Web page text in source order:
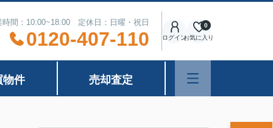
時間：10:00~18:00 定休日：日曜・祝日
0120-407-110 ログインお気に入り
0
物件 売却査定